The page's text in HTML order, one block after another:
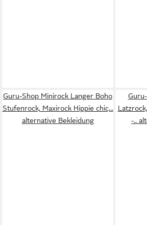
Guru-Shop Minirock Langer Boho
Stufenrock, Maxirock Hippie chic,..
alternative Bekleidung
-..